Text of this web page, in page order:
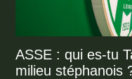
ASSE : qui es-tu
milieu stéphanois